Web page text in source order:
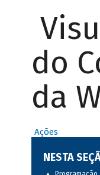
do
da
Ações
NESTA